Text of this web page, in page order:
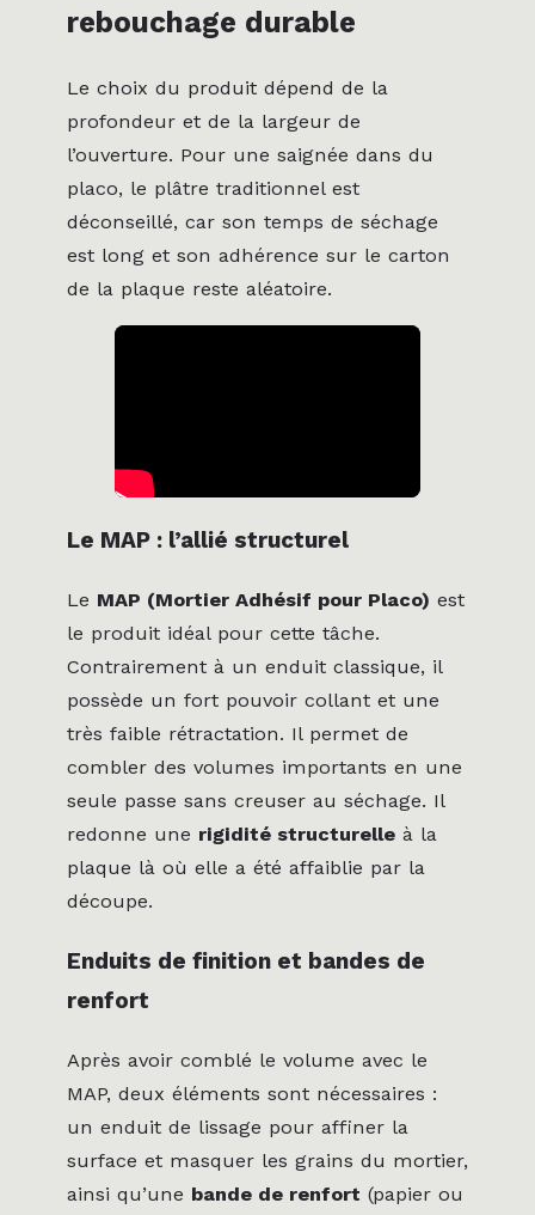
rebouchage durable
Le choix du produit dépend de la
profondeur et de la largeur de
l’ouverture. Pour une saignée dans du
placo, le plâtre traditionnel est
déconseillé, car son temps de séchage
est long et son adhérence sur le carton
de la plaque reste aléatoire.
Le MAP : l’allié structurel
Le MAP (Mortier Adhésif pour Placo) est
le produit idéal pour cette tâche.
Contrairement à un enduit classique, il
possède un fort pouvoir collant et une
très faible rétractation. Il permet de
combler des volumes importants en une
seule passe sans creuser au séchage. Il
redonne une rigidité structurelle à la
plaque là où elle a été affaiblie par la
découpe.
Enduits de finition et bandes de
renfort
Après avoir comblé le volume avec le
MAP, deux éléments sont nécessaires :
un enduit de lissage pour affiner la
surface et masquer les grains du mortier,
ainsi qu’une bande de renfort (papier ou